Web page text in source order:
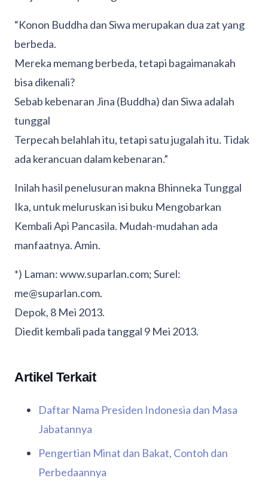
“Konon Buddha dan Siwa merupakan dua zat yang
berbeda.
Mereka memang berbeda, tetapi bagaimanakah
bisa dikenali?
Sebab kebenaran Jina (Buddha) dan Siwa adalah
tunggal
Terpecah belahlah itu, tetapi satu jugalah itu. Tidak
ada kerancuan dalam kebenaran.”
Inilah hasil penelusuran makna Bhinneka Tunggal
Ika, untuk meluruskan isi buku Mengobarkan
Kembali Api Pancasila. Mudah-mudahan ada
manfaatnya. Amin.
*) Laman: www.suparlan.com; Surel:
me@suparlan.com.
Depok, 8 Mei 2013.
Diedit kembali pada tanggal 9 Mei 2013.
Artikel Terkait
Daftar Nama Presiden Indonesia dan Masa
Jabatannya
Pengertian Minat dan Bakat, Contoh dan
Perbedaannya